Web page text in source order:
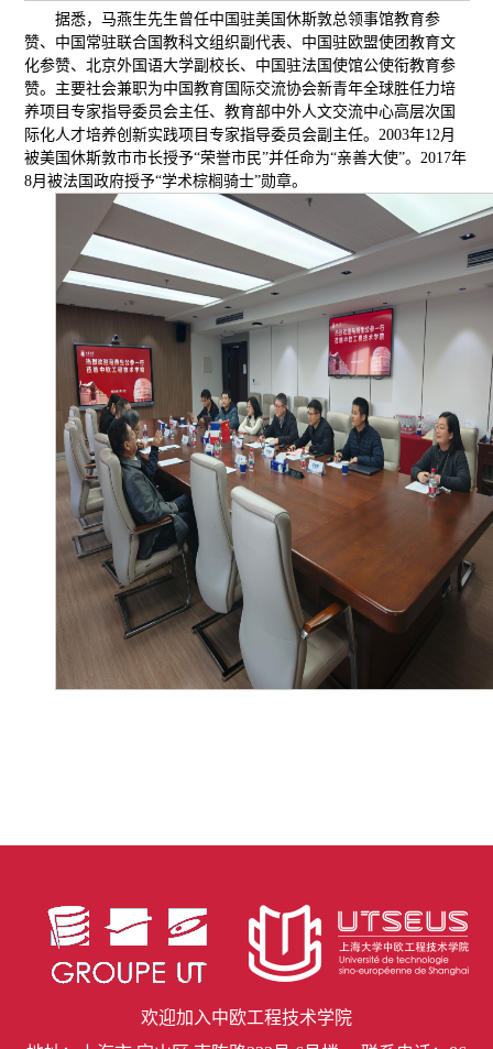
据悉，马燕生先生曾任中国驻美国休斯敦总领事馆教育参
赞、中国常驻联合国教科文组织副代表、中国驻欧盟使团教育文
化参赞、北京外国语大学副校长、中国驻法国使馆公使衔教育参
赞。主要社会兼职为中国教育国际交流协会新青年全球胜任力培
养项目专家指导委员会主任、教育部中外人文交流中心高层次国
际化人才培养创新实践项目专家指导委员会副主任。2003年12月
被美国休斯敦市市长授予“荣誉市民”并任命为“亲善大使”。2017年
8月被法国政府授予“学术棕榈骑士”勋章。
欢迎加入中欧工程技术学院